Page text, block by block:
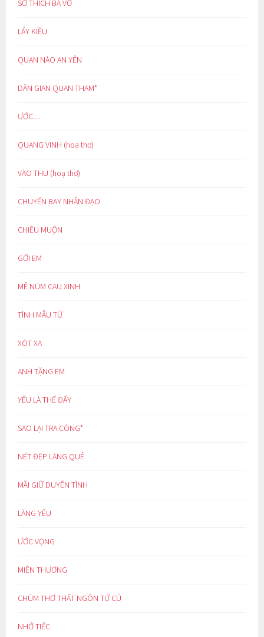
SỞ THÍCH BÁ VƠ
LẨY KIỀU
QUAN NÀO AN YÊN
DÂN GIAN QUAN THAM*
ƯỚC…
QUANG VINH (hoạ thơ)
VÀO THU (hoạ thơ)
CHUYẾN BAY NHÂN ĐẠO
CHIỀU MUỘN
GỞI EM
MÊ NÚM CAU XINH
TÌNH MẪU TỬ
XÓT XA
ANH TẶNG EM
YÊU LÀ THẾ ĐẤY
SAO LẠI TRA CÒNG*
NÉT ĐẸP LÀNG QUÊ
MÃI GIỮ DUYÊN TÌNH
LÀNG YÊU
ƯỚC VỌNG
MIỀN THƯƠNG
CHÙM THƠ THẤT NGÔN TỨ CÚ
NHỚ TIẾC